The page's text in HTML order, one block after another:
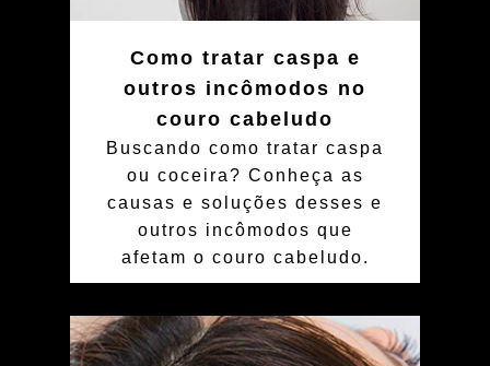
Como tratar caspa e
outros incômodos no
couro cabeludo
Buscando como tratar caspa
ou coceira? Conheça as
causas e soluções desses e
outros incômodos que
afetam o couro cabeludo.